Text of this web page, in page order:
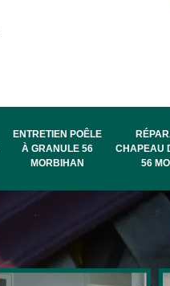
ENTRETIEN POÊLE
À GRANULE 56
MORBIHAN
CHAPEAU
56